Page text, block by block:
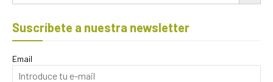
Suscríbete a nuestra newsletter
Email